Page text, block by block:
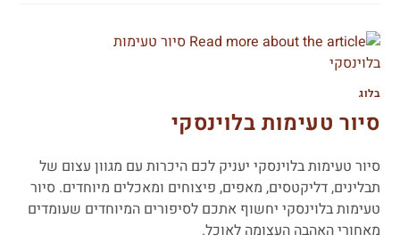
בלוג
סיור טעימות בלוינסקי
סיור טעימות בלוינסקי יעניק לכם היכרות עם מגוון עצום של
תבלינים, דליקטסים, מאפים, פיצוחים ומאכלים מיוחדים. סיור
טעימות בלוינסקי יחשוף אתכם לסיפורים המיוחדים שעומדים
מאחורי האהבה העצומה לאוכל.